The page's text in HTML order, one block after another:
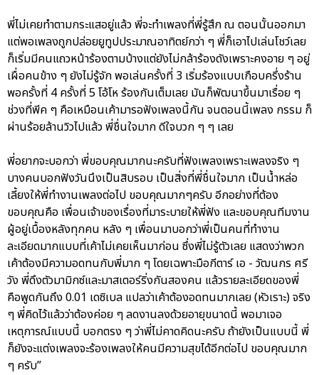
พี่ไม่เคยทำตามกระแสอยู่แล้ว พี่จะทำเพลงที่พี่รู้สึก ณ ตอนนั้นออกมา
แต่พอเพลงถูกปล่อยยูทูปประมาณอาทิตย์กว่า ๆ พี่ก็เอาไปเล่นโชว์เลย
ก็เริ่มมีคนแถวหน้าร้องตามบ้างแต่ยังไม่กล้าร้องดังเพราะคงอาย ๆ อยู่
เผื่อคนข้าง ๆ ยังไม่รู้จัก พอเล่นครั้งที่ 3 เริ่มร้องแบบเกือบครึ่งร้าน
พอครั้งที่ 4 ครั้งที่ 5 โอ้โห ร้องกันเต็มเลย มันก็พัฒนาขึ้นมาเรื่อย ๆ
ช่วงที่พีค ๆ คือเหมือนเค้ามารอฟังเพลงนี้กัน จนตอนนี้เพลง กรรม ก็
ผ่านร้อยล้านวิวไปแล้ว พี่ชื่นใจมาก ดีใจบวก ๆ ๆ เลย
พี่อยากจะบอกว่า พี่ขอบคุณมากนะครับที่ฟังเพลงเพราะเพลงจริง ๆ
บางคนบอกฟังวันนึงเป็นสิบรอบ เป็นสิ่งที่พี่ชื่นใจมาก เป็นน้ำหล่อ
เลี้ยงให้พี่ทำงานเพลงต่อไป ขอบคุณมากๆครับ อีกอย่างที่ต้อง
ขอบคุณคือ เพื่อนเจ้าของเรื่องที่มาระบายให้พี่ฟัง และขอบคุณทีมงาน
ผู้อยู่เบื้องหลังทุกคน หลัง ๆ เพื่อนมาบอกว่าพี่เป็นคนที่ทำงาน
ละเอียดมากแบบที่เค้าไม่เคยเห็นมาก่อน ซึ่งพี่ไม่รู้ตัวเลย แสดงว่าพวก
เค้าต้องมีความอดทนกับพี่มาก ๆ โดยเฉพาะมือกีตาร์ เอ - วัฒนกร ศรี
วัง พี่ดึงตัวมามิกซ์และมาสเตอร์ริ่งกันสองคน แล้วรายละเอียดของพี่
คือพูดกันถึง 0.01 เดซิเบล แปลว่าเค้าต้องอดทนมากเลย (หัวเราะ) จริง
ๆ พี่คิดไว้แล้วว่าต้องค่อย ๆ ลดงานลงด้วยอายุขนาดนี้ พอมาเจอ
เหตุการณ์แบบนี้ บอกตรง ๆ ว่าพี่ไม่คาดคิดนะครับ ถ้ายังเป็นแบบนี้ พี่
ก็ยังจะแต่งเพลงจะร้องเพลงให้คนมีความสุขได้อีกต่อไป ขอบคุณมาก
ๆ ครับ”